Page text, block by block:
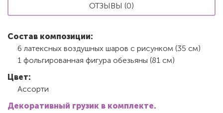
ОТЗЫВЫ (0)
Состав композиции:
6 латексных воздушных шаров с рисунком (35 см)
1 фольгированная фигура обезьяны (81 см)
Цвет:
Ассорти
Декоративный грузик в комплекте.